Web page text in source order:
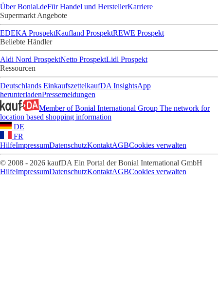
Über Bonial.deFür Handel und HerstellerKarriere
Supermarkt Angebote
EDEKA ProspektKaufland ProspektREWE Prospekt
Beliebte Händler
Aldi Nord ProspektNetto ProspektLidl Prospekt
Ressourcen
Deutschlands EinkaufszettelkaufDA InsightsApp
herunterladenPressemeldungen
Member of Bonial International Group The network for
location based shopping information
DE
FR
HilfeImpressumDatenschutzKontaktAGBCookies verwalten
© 2008 - 2026 kaufDA Ein Portal der Bonial International GmbH
HilfeImpressumDatenschutzKontaktAGBCookies verwalten